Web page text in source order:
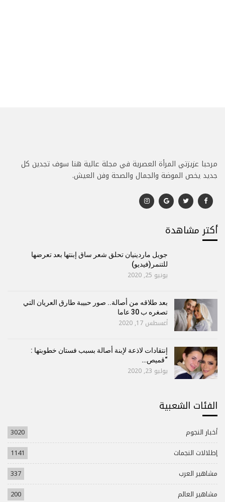
مرحبا عزيزتي المرأة العصرية في مجلة عالية هنا سوف تجدين كل
جديد يخص الموضة والجمال والصحة وفن العيش.
أكتر مشاهدة
جويل ماردينيان تحلق شعر ساق إبنتها بعد تعرضها
للتنمر(فيديو)
يونيو 25, 2020
بعد طلاقه من أصالة.. صور حبيبة طارق العريان التي
تصغره ب 30 عاما
أغسطس 17, 2020
إنتقادات لاذعة لإبنة أصالة بسبب فستان خطوبتها :
“قميص…
يوليو 23, 2020
الفئات الشعبية
أخبار النجوم
3020
إطلالات النجمات
1141
مشاهير العرب
337
مشاهير العالم
200